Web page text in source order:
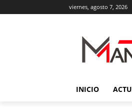
viernes, agosto 7, 2026
INICIO